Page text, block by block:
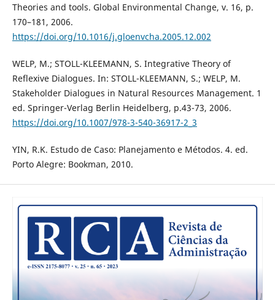
Theories and tools. Global Environmental Change, v. 16, p.
170–181, 2006.
https://doi.org/10.1016/j.gloenvcha.2005.12.002
WELP, M.; STOLL-KLEEMANN, S. Integrative Theory of
Reflexive Dialogues. In: STOLL-KLEEMANN, S.; WELP, M.
Stakeholder Dialogues in Natural Resources Management. 1
ed. Springer-Verlag Berlin Heidelberg, p.43-73, 2006.
https://doi.org/10.1007/978-3-540-36917-2_3
YIN, R.K. Estudo de Caso: Planejamento e Métodos. 4. ed.
Porto Alegre: Bookman, 2010.